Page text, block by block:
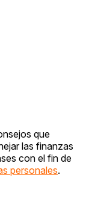
que
las finanzas
con el fin de
personales.